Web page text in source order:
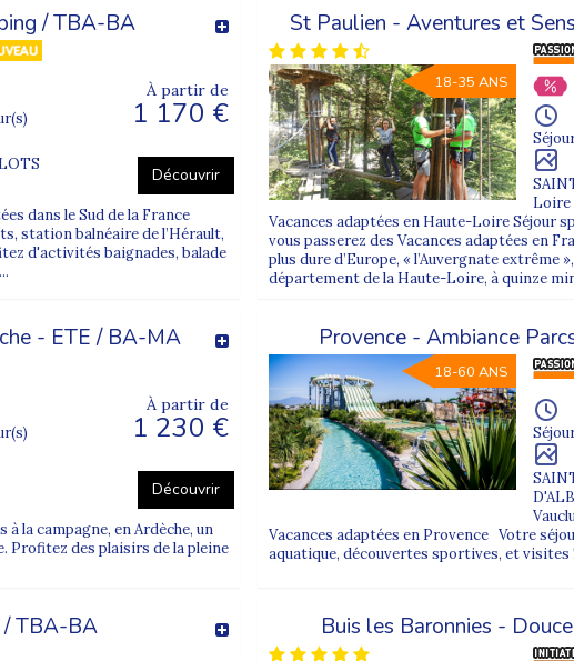
pleinement de l’été
En été, nos vacanciers peuvent choisir :
bord d’océan,
de plein air adaptées,
des terroirs.
locales, loisirs, détente ou découvertes culturelles, toujours dans le
Supernova propose également desséjours adaptés à l’étranger
mais aussi des destinations plus lointaines comme la Tunisie, le Sénégal,
en garantissant un accompagnement professionnel, des repères clairs
adaptés
pour leur confort et leur accessibilité : centres de vacances,
, favorisant les moments de convivialité et de partage.
au handicap mental et psychique, attentifs au bien-être, à l’autonomie
vacances adaptées d’été ?
/ TBA-BA
À partir de
1 170 €
Découvrir
dans le Sud de la France
station balnéaire de l’Hérault,
d'activités baignades, balade
St Paulien - Aventures et
18-35 ANS
Loire
Vacances adaptées en Haute-Loire Séjour
vous passerez des Vacances adaptées en
plus dure d’Europe, « l’Auvergnate extrême
département de la Haute-Loire, à quinze
- ETE / BA-MA
À partir de
1 230 €
Découvrir
la campagne, en Ardèche, un
Profitez des plaisirs de la pleine
Provence - Ambiance
18-60 ANS
Vacances adaptées en Provence Votre
aquatique, découvertes sportives, et visites !
/ TBA-BA Buis les Baronnies -